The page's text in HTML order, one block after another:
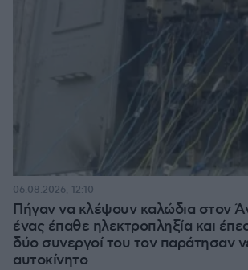
Πήγαν να κλέψουν καλώδια στον
ένας έπαθε ηλεκτροπληξία και
δύο συνεργοί του τον παράτησαν
αυτοκίνητο
06.08.2026, 12:10